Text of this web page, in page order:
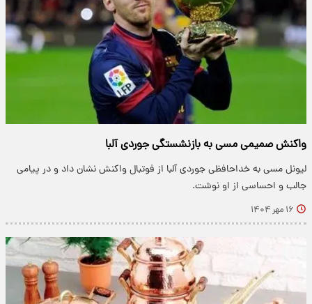
واکنش صمیمی مسی به بازنشستگی جوردی آلبا
لیونل مسی به خداحافظی جوردی آلبا از فوتبال واکنش نشان داد و در پیامی
جالب و احساسی از او نوشت.
۱۶ مهر ۱۴۰۴